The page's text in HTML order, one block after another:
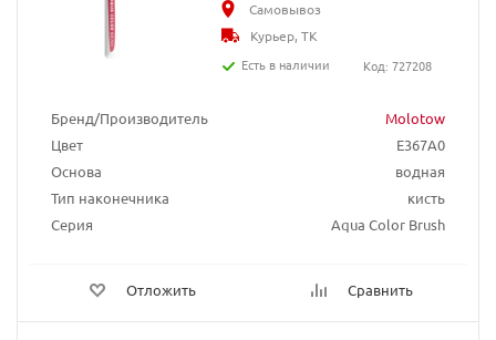
Бренд/Производитель
Molotow
Цвет
E367A0
Основа
водная
Тип наконечника
кисть
Серия
Aqua Color Brush
Отложить Сравнить
Самовывоз
Курьер, ТК
Есть в наличии
Код: 727208